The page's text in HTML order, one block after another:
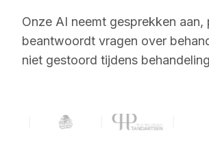
Onze AI neemt gesprekken
beantwoordt vragen over
niet gestoord tijdens
Klantlogos: Fraai Tandartsen,